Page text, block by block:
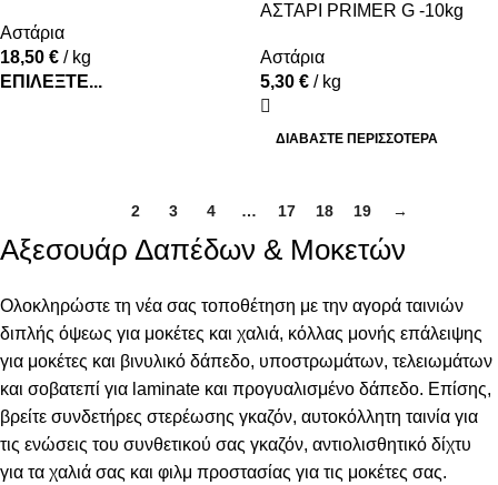
Αστάρια
18,50 € / kg
ΕΠΙΛΈΞΤΕ...
ΑΣΤΑΡΙ PRIMER G -10kg
Αστάρια
5,30 € / kg
ΔΙΑΒΆΣΤΕ ΠΕΡΙΣΣΌΤΕΡΑ
2 3 4 … 17 18 19 →
Αξεσουάρ Δαπέδων & Μοκετών
Ολοκληρώστε τη νέα σας τοποθέτηση με την αγορά ταινιών
διπλής όψεως για μοκέτες και χαλιά, κόλλας μονής επάλειψης
για μοκέτες και βινυλικό δάπεδο, υποστρωμάτων, τελειωμάτων
και σοβατεπί για laminate και προγυαλισμένο δάπεδο. Επίσης,
βρείτε συνδετήρες στερέωσης γκαζόν, αυτοκόλλητη ταινία για
τις ενώσεις του συνθετικού σας γκαζόν, αντιολισθητικό δίχτυ
για τα χαλιά σας και φιλμ προστασίας για τις μοκέτες σας.